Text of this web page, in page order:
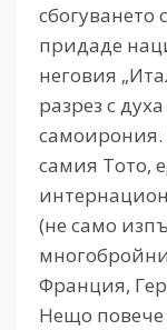
сбогуването
придаде
неговия
разрез с
самоирония.
самия Тото,
(не само
Франция,
Нещо повече